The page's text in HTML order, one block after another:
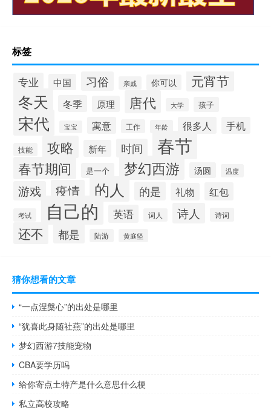
标签
专业 中国 习俗 亲戚 你可以 元宵节
冬天 冬季 原理 唐代 大学 孩子
宋代 宝宝 寓意 工作 年龄 很多人 手机
技能 攻略 新年 时间 春节
春节期间 是一个 梦幻西游 汤圆 温度
游戏 疫情 的人 的是 礼物 红包
考试 自己的 英语 词人 诗人 诗词
还不 都是 陆游 黄庭坚
猜你想看的文章
“一点涅槃心”的出处是哪里
“犹喜此身随社燕”的出处是哪里
梦幻西游7技能宠物
CBA要学历吗
给你寄点土特产是什么意思什么梗
私立高校攻略